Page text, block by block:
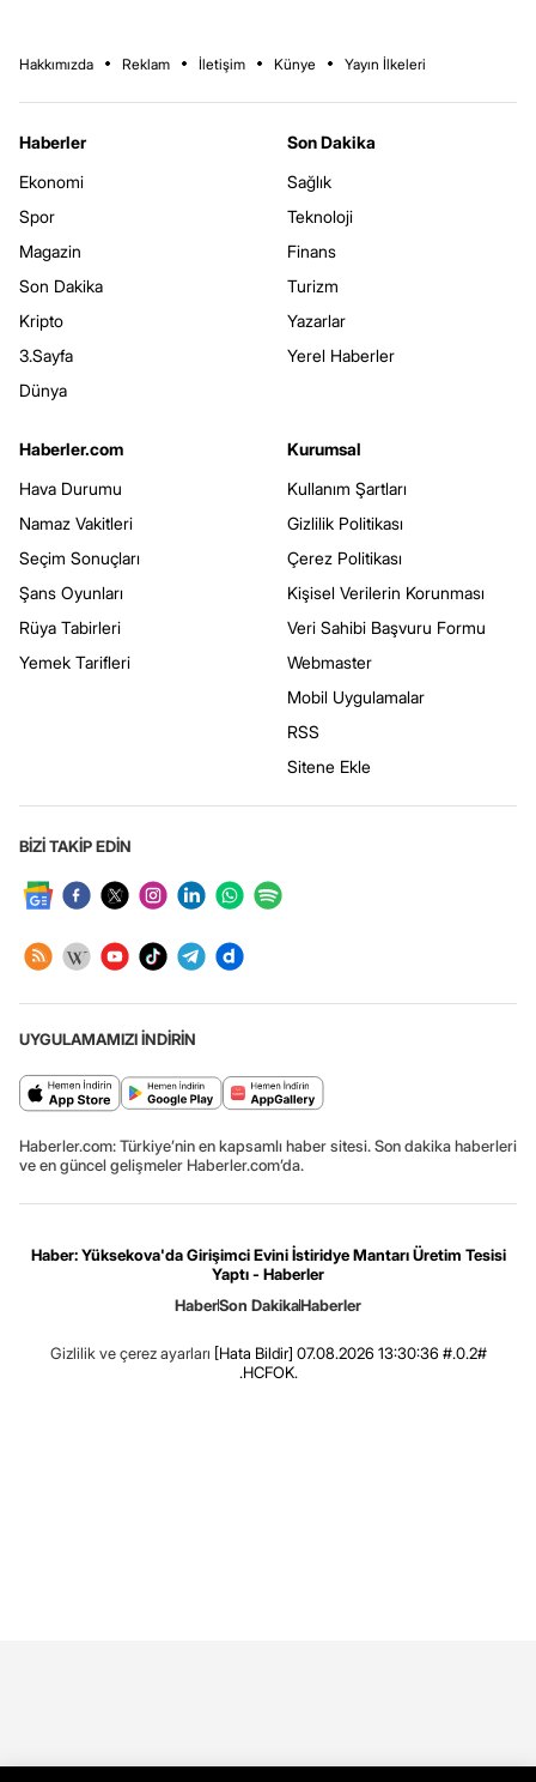
Hakkımızda Reklam İletişim Künye Yayın İlkeleri
Haberler
Ekonomi
Spor
Magazin
Son Dakika
Kripto
3.Sayfa
Dünya
Son Dakika
Sağlık
Teknoloji
Finans
Turizm
Yazarlar
Yerel Haberler
Haberler.com
Hava Durumu
Namaz Vakitleri
Seçim Sonuçları
Şans Oyunları
Rüya Tabirleri
Yemek Tarifleri
Kurumsal
Kullanım Şartları
Gizlilik Politikası
Çerez Politikası
Kişisel Verilerin Korunması
Veri Sahibi Başvuru Formu
Webmaster
Mobil Uygulamalar
RSS
Sitene Ekle
BİZİ TAKİP EDİN
UYGULAMAMIZI İNDİRİN
Haberler.com: Türkiye’nin en kapsamlı haber sitesi. Son dakika haberleri
ve en güncel gelişmeler Haberler.com’da.
Haber: Yüksekova'da Girişimci Evini İstiridye Mantarı Üretim Tesisi
Yaptı - Haberler
HaberSon DakikaHaberler
Gizlilik ve çerez ayarları [Hata Bildir] 07.08.2026 13:30:36 #.0.2#
.HCFOK.